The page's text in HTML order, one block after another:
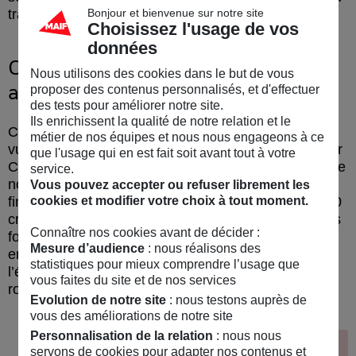
travail français.
Offrir lemeilleur conseilépargne
aussi !
Ces quatre dernières années, MAIF s’est également
vu décerner le label duMeilleur conseil épargne 2
par
Challenges. Ce prix distingue, là encore, la qualité de
notre relation client parmi 64 établissements
financiers, à travers une enquête "client mystère". 80
critères y sont évalués : de la clarté des informations
fournies à la simplicité du parcours de souscription,
en passant évidemment par la qualité du conseil et
l’écoute. Preuve que la qualité de service est un fil
rouge qui relie toutes nos expertises MAIF.
OFFRE MAIF
Bonjour et bienvenue sur notre site
Choisissez l'usage de vos
données
Nous utilisons des cookies dans le but de vous
proposer des contenus personnalisés, et d'effectuer
des tests pour améliorer notre site.
Ils enrichissent la qualité de notre relation et le
métier de nos équipes et nous nous engageons à ce
que l'usage qui en est fait soit avant tout à votre
service.
Vous pouvez accepter ou refuser librement les
cookies et modifier votre choix à tout moment.
Connaître nos cookies avant de décider :
Mesure d’audience: nous réalisons des
statistiques pour mieux comprendre l’usage que
vous faites du site et de nos services
Evolution de notre site: nous testons auprès de
vous des améliorations de notre site
Personnalisation de la relation : nous nous
servons de cookies pour adapter nos contenus et